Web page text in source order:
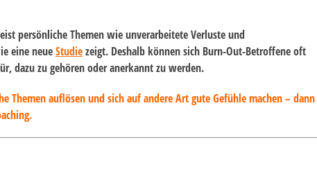
persönliche Themen wieunverarbeitete Verluste und
eine neueStudiezeigt. Deshalb können sich Burn-Out-Betroffene oft
dazu zu gehören oder anerkannt zu werden.
Themen auflösen und sich auf andere Art gute Gefühle machen – dann